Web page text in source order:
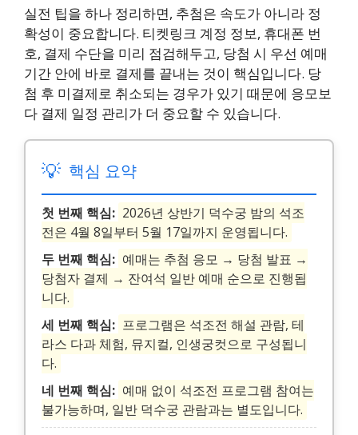
실전 팁을 하나 정리하면, 추첨은 속도가 아니라 정
확성이 중요합니다. 티켓링크 계정 정보, 휴대폰 번
호, 결제 수단을 미리 점검해두고, 당첨 시 우선 예매
기간 안에 바로 결제를 끝내는 것이 핵심입니다. 당
첨 후 미결제로 취소되는 경우가 있기 때문에 응모보
다 결제 일정 관리가 더 중요할 수 있습니다.
💡 핵심 요약
첫 번째 핵심: 2026년 상반기 덕수궁 밤의 석조
전은 4월 8일부터 5월 17일까지 운영됩니다.
두 번째 핵심: 예매는 추첨 응모 → 당첨 발표 →
당첨자 결제 → 잔여석 일반 예매 순으로 진행됩
니다.
세 번째 핵심: 프로그램은 석조전 해설 관람, 테
라스 다과 체험, 뮤지컬, 인생궁컷으로 구성됩니
다.
네 번째 핵심: 예매 없이 석조전 프로그램 참여는
불가능하며, 일반 덕수궁 관람과는 별도입니다.